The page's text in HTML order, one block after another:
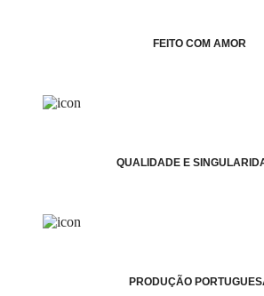
FEITO COM AMOR
QUALIDADE E
PRODUÇÃO